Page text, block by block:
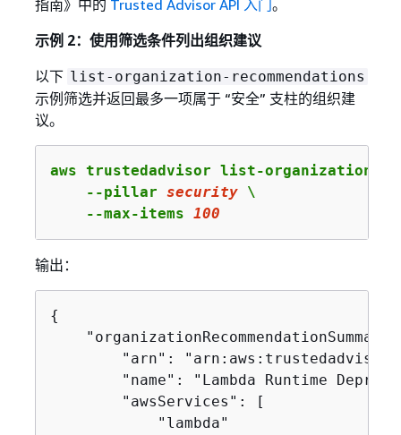
指南》 中的 Trusted Advisor API 入门 。
示例 2：使用筛选条件列出组织建议
以下 list-organization-recommendations
示例筛选并返回最多一项属于 “安全” 支柱的组织建
议。
aws trustedadvisor list-organization-
    --pillar
security \
    --max-items
100
输出：
{
"arn":
"name": "Lambda Runtime
        "awsServices": [
            "lambda"